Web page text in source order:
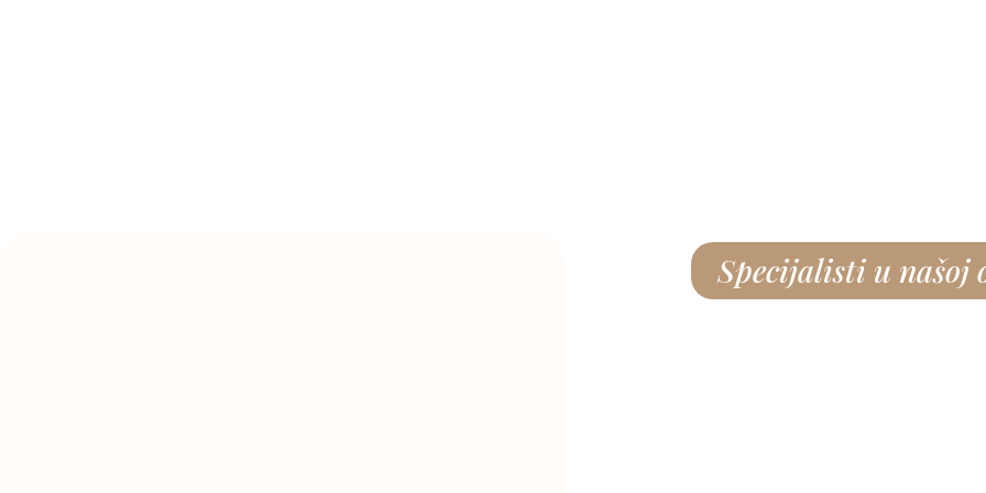
Specijalisti u našoj